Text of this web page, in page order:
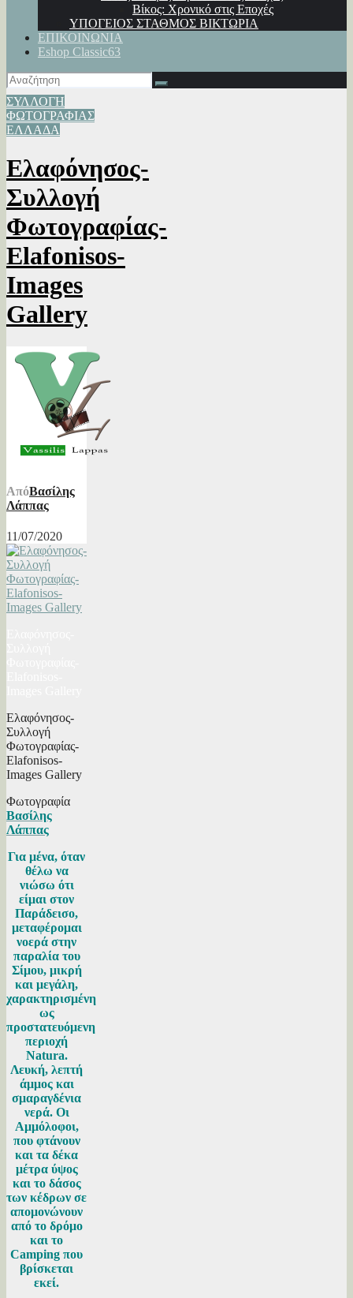
Βίκος: Χρονικό στις Εποχές
ΥΠΟΓΕΙΟΣ ΣΤΑΘΜΟΣ ΒΙΚΤΩΡΙΑ
ΕΠΙΚΟΙΝΩΝΙΑ
Eshop Classic63
ΣΥΛΛΟΓΗ
ΦΩΤΟΓΡΑΦΙΑΣ
ΕΛΛΑΔΑ
Ελαφόνησος-
Συλλογή
Φωτογραφίας-
Elafonisos-
Images
Gallery
ΑπόΒασίλης
Λάππας
11/07/2020
Ελαφόνησος-
Συλλογή
Φωτογραφίας-
Elafonisos-
Images Gallery
Φωτογραφία
Βασίλης
Λάππας
Για μένα, όταν
θέλω να
νιώσω ότι
είμαι στον
Παράδεισο,
μεταφέρομαι
νοερά στην
παραλία του
Σίμου, μικρή
και μεγάλη,
χαρακτηρισμένη
ως
προστατευόμενη
περιοχή
Natura.
Λευκή, λεπτή
άμμος και
σμαραγδένια
νερά. Οι
Αμμόλοφοι,
που φτάνουν
και τα δέκα
μέτρα ύψος
και το δάσος
των κέδρων σε
απομονώνουν
από το δρόμο
και το
Camping που
βρίσκεται
εκεί.